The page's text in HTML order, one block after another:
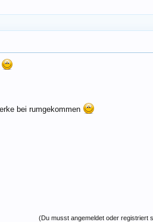
bei rumgekommen
(Du musst angemeldet oder registriert